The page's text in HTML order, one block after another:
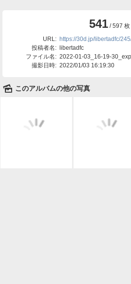
541/ 597 枚
URL: https://30d.jp/libertadfc/
投稿者名: libertadfc
ファイル名: 2022-01-03_16-19-
撮影日時: 2022/01/03 16:19:30
🌄 このアルバムの他の写真